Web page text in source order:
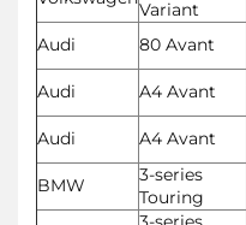
Variant
Audi
80 Avant
Audi
A4 Avant
Audi
A4 Avant
BMW
3-series
Touring